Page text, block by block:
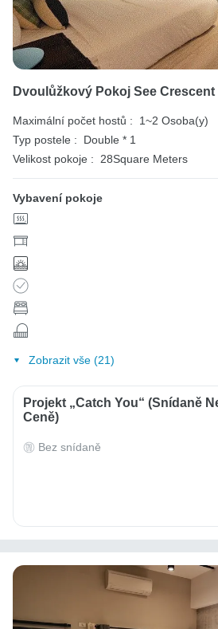
Dvoulůžkový Pokoj See Crescent
Maximální počet hostů :
1~2 Osoba(y)
Typ postele :
Double * 1
Velikost pokoje : 28Square Meters
Vybavení pokoje
Zobrazit vše (21)
Projekt „Catch You“ (Snídaně
Ceně)
Bez snídaně